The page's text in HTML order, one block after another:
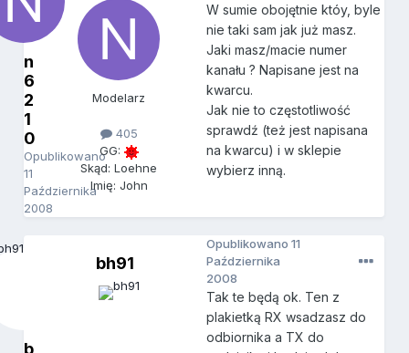
n
6
2
1
0
Opublikowano
11
Października
2008
Modelarz
405
GG:
Skąd: Loehne
Imię: John
W sumie obojętnie któy, byle
nie taki sam jak już masz.
Jaki masz/macie numer
kanału ? Napisane jest na
kwarcu.
Jak nie to częstotliwość
sprawdź (też jest napisana
na kwarcu) i w sklepie
wybierz inną.
b
bh91
Opublikowano11
Października
2008
Tak te będą ok. Ten z
plakietką RX wsadzasz do
odbiornika a TX do